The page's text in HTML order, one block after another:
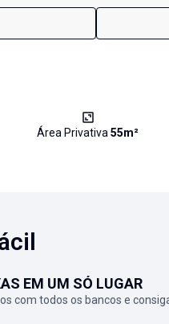
Área Privativa55m²
EM UM SÓ LUGAR
com todos os bancos e